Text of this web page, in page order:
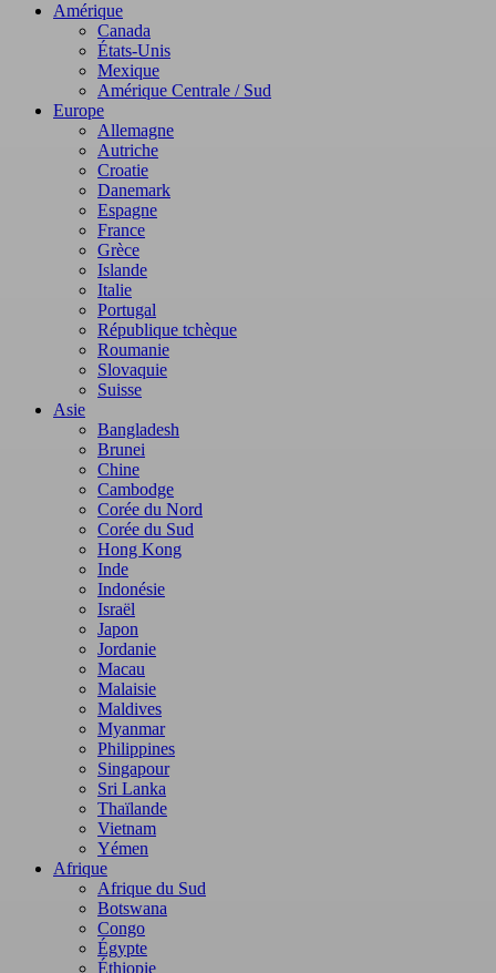
Amérique
Canada
États-Unis
Mexique
Amérique Centrale / Sud
Europe
Allemagne
Autriche
Croatie
Danemark
Espagne
France
Grèce
Islande
Italie
Portugal
République tchèque
Roumanie
Slovaquie
Suisse
Asie
Bangladesh
Brunei
Chine
Cambodge
Corée du Nord
Corée du Sud
Hong Kong
Inde
Indonésie
Israël
Japon
Jordanie
Macau
Malaisie
Maldives
Myanmar
Philippines
Singapour
Sri Lanka
Thaïlande
Vietnam
Yémen
Afrique
Afrique du Sud
Botswana
Congo
Égypte
Éthiopie